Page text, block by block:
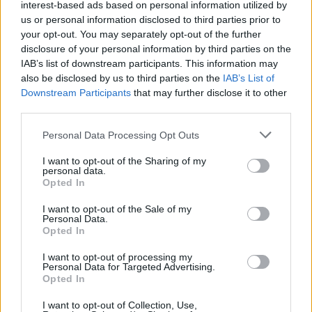
interest-based ads based on personal information utilized by
us or personal information disclosed to third parties prior to
your opt-out. You may separately opt-out of the further
disclosure of your personal information by third parties on the
IAB’s list of downstream participants. This information may
also be disclosed by us to third parties on the IAB’s List of
Downstream Participants that may further disclose it to other
Personal Data Processing Opt Outs
I want to opt-out of the Sharing of my
personal data.
Opted In
I want to opt-out of the Sale of my
Personal Data.
Opted In
I want to opt-out of processing my
Personal Data for Targeted Advertising.
Opted In
I want to opt-out of Collection, Use,
ΔΕΙΤΕ ΕΠΙΣΗΣ
ΣΤΗΝ ΙΔΙΑ ΚΑΤΗΓΟΡΙΑ
Ατύχημα για τον Ιβάν Σβιτάιλο